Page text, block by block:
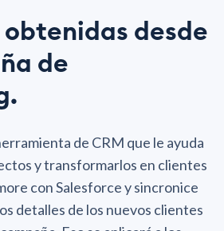
obtenidas desde
de
de CRM que le ayuda
y transformarlos en clientes
con Salesforce y sincronice
detalles de los nuevos clientes